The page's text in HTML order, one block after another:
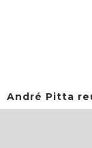
André Pitta